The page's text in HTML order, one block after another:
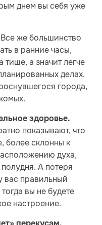
днем вы себя уже
Все же большинство
в ранние часы,
тише, а значит легче
делах.
города,
здоровье.
показывают, что
более склонны к
духа,
полудня. А потеря
вас правильный
вы не будете
настроение.